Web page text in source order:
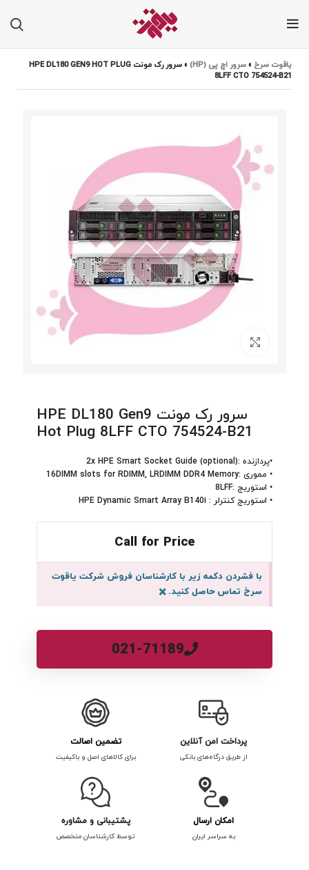
یاقوت سرخ »سرور اچ پی (HP) »
سرور رک مونت HPE DL180 GEN9 HOT PLUG
8LFF CTO 754524-B21
سرور رک مونت HPE DL180 Gen9
Hot Plug 8LFF CTO 754524-B21
•پردازنده :(optional) 2x HPE Smart Socket Guide
• مموری :16DIMM slots for RDIMM, LRDIMM DDR4 Memory
• استوریج :8LFF
• استوریج کنترلر : HPE Dynamic Smart Array B140i
Call for Price
با فشردن دکمه زیر با کارشناسان فروش شرکت یاقوت
سرخ تماس حاصل کنید.×
021-71189
پرداخت امن آنلاین
از طریق درگاه‌های بانکی
تضمین اصالت
برای کالاهای اصل و باکیفیت
امکان ارسال
به سراسر ایران
پشتیبانی و مشاوره
توسط کارشناسان متخصص